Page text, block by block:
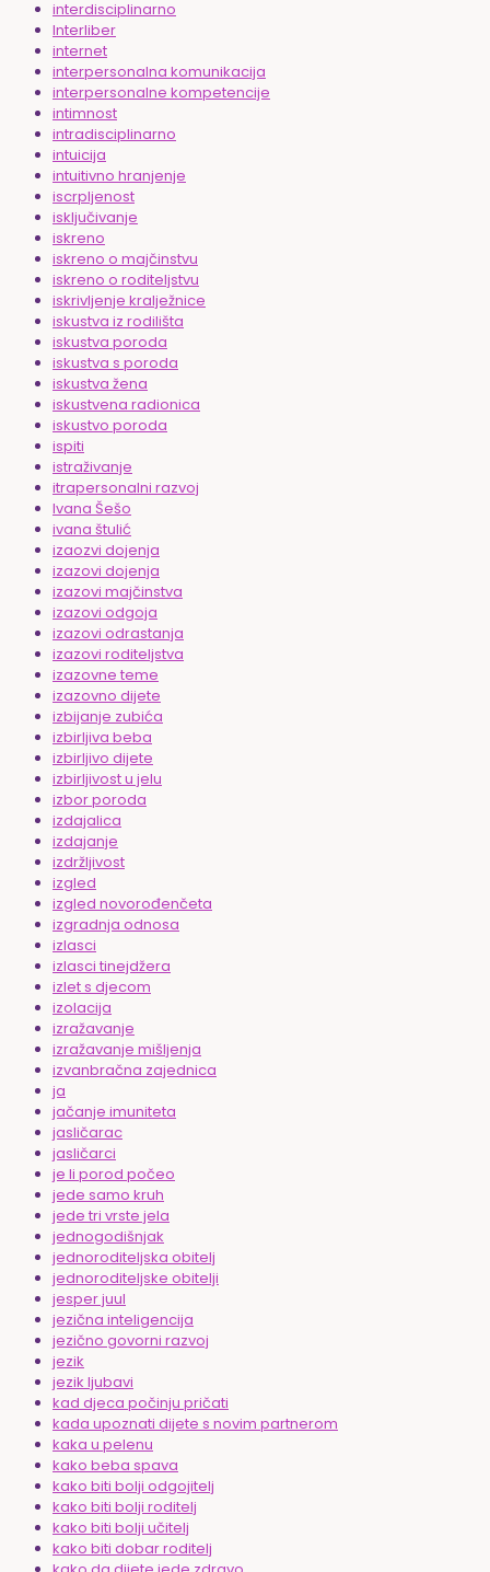
interdisciplinarno
Interliber
internet
interpersonalna komunikacija
interpersonalne kompetencije
intimnost
intradisciplinarno
intuicija
intuitivno hranjenje
iscrpljenost
isključivanje
iskreno
iskreno o majčinstvu
iskreno o roditeljstvu
iskrivljenje kralježnice
iskustva iz rodilišta
iskustva poroda
iskustva s poroda
iskustva žena
iskustvena radionica
iskustvo poroda
ispiti
istraživanje
itrapersonalni razvoj
Ivana Šešo
ivana štulić
izaozvi dojenja
izazovi dojenja
izazovi majčinstva
izazovi odgoja
izazovi odrastanja
izazovi roditeljstva
izazovne teme
izazovno dijete
izbijanje zubića
izbirljiva beba
izbirljivo dijete
izbirljivost u jelu
izbor poroda
izdajalica
izdajanje
izdržljivost
izgled
izgled novorođenčeta
izgradnja odnosa
izlasci
izlasci tinejdžera
izlet s djecom
izolacija
izražavanje
izražavanje mišljenja
izvanbračna zajednica
ja
jačanje imuniteta
jasličarac
jasličarci
je li porod počeo
jede samo kruh
jede tri vrste jela
jednogodišnjak
jednoroditeljska obitelj
jednoroditeljske obitelji
jesper juul
jezična inteligencija
jezično govorni razvoj
jezik
jezik ljubavi
kad djeca počinju pričati
kada upoznati dijete s novim partnerom
kaka u pelenu
kako beba spava
kako biti bolji odgojitelj
kako biti bolji roditelj
kako biti bolji učitelj
kako biti dobar roditelj